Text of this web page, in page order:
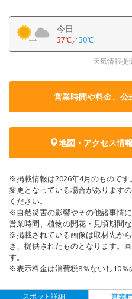
今日
37℃／30℃
天気情報提
営業時間や料金、公
地図・アクセス情
※掲載情報は2026年4月のもので
変更となっている場合があります
ください。
※自然災害の影響やその他諸事情
営業時間、植物の開花・見頃期間
※掲載されている画像は取材先か
き、提供されたものとなります。
す。
※表示料金は消費税8％ないし10％
スポット詳細
営業